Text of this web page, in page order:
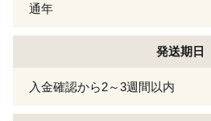
通年
発送期日
入金確認から2～3週間以内